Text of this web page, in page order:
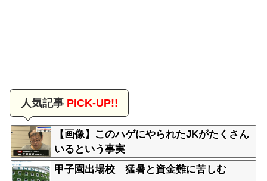
人気記事PICK-UP!!
【画像】このハゲにやられたJKがたくさん
いるという事実
甲子園出場校 猛暑と資金難に苦しむ